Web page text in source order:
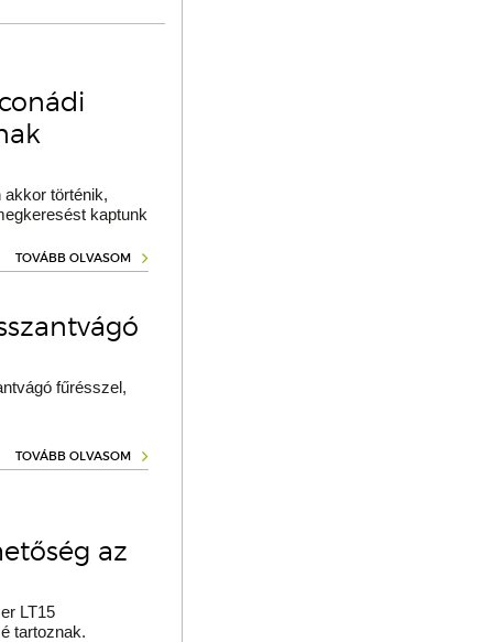
akkor történik,
kaptunk
TOVÁBB OLVASOM
fűrésszel,
TOVÁBB OLVASOM
az
LT15
tartoznak.